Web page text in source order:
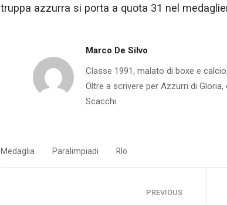
truppa azzurra si porta a quota 31 nel
Marco De Silvo
Classe 1991, malato di boxe e
Oltre a scrivere per Azzurri di
Scacchi.
Medaglia Paralimpiadi RIo
PREVIOUS